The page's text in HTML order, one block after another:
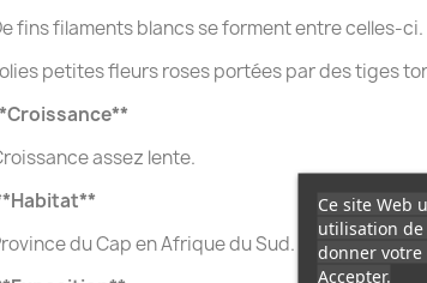
fins filaments blancs se forment entre celles-ci.
petites fleurs roses portées par des tiges
assez lente.
du Cap en Afrique du Sud.
Ce site Web
utilisation
donner
Accepter.